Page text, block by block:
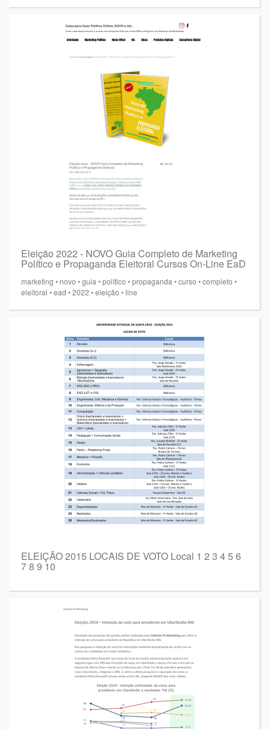
Eleição 2022 - NOVO Guia Completo de Marketing
Político e Propaganda Eleitoral Cursos On-Line EaD
marketing •novo •guia •político •propaganda •curso •completo •
eleitoral •ead •2022 •eleição •line
ELEIÇÃO 2015 LOCAIS DE VOTO Local 1 2 3 4 5 6
7 8 9 10